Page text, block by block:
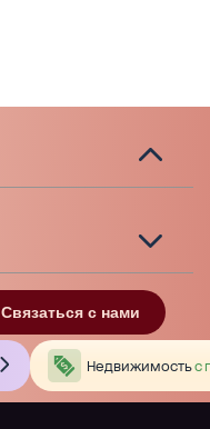
Связаться с нами
Недвижимостьс